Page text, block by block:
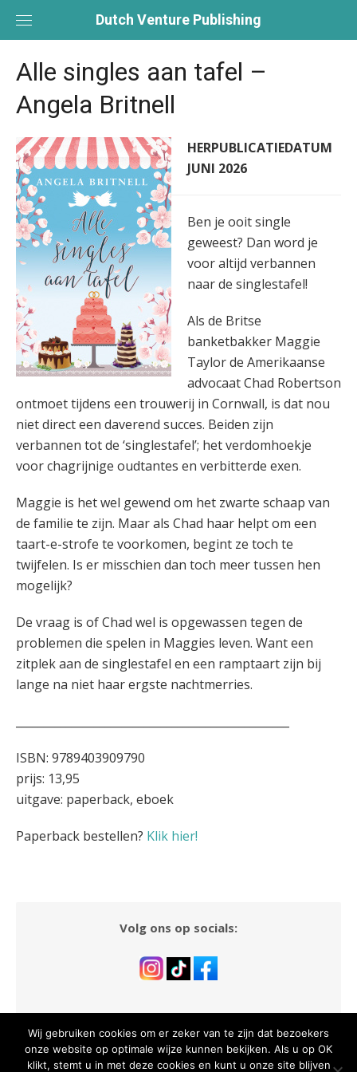
Dutch Venture Publishing
Alle singles aan tafel –
Angela Britnell
HERPUBLICATIEDATUM
JUNI 2026
Ben je ooit single
geweest? Dan word je
voor altijd verbannen
naar de singlestafel!
Als de Britse
banketbakker Maggie
Taylor de Amerikaanse
advocaat Chad Robertson
ontmoet tijdens een trouwerij in Cornwall, is dat nou
niet direct een daverend succes. Beiden zijn
verbannen tot de ‘singlestafel’; het verdomhoekje
voor chagrijnige oudtantes en verbitterde exen.
Maggie is het wel gewend om het zwarte schaap van
de familie te zijn. Maar als Chad haar helpt om een
taart-e-strofe te voorkomen, begint ze toch te
twijfelen. Is er misschien dan toch meer tussen hen
mogelijk?
De vraag is of Chad wel is opgewassen tegen de
problemen die spelen in Maggies leven. Want een
zitplek aan de singlestafel en een ramptaart zijn bij
lange na niet haar ergste nachtmerries.
ISBN: 9789403909790
prijs: 13,95
uitgave: paperback, eboek
Paperback bestellen? Klik hier!
Volg ons op socials:
Wij gebruiken cookies om er zeker van te zijn dat bezoekers
onze website op optimale wijze kunnen bekijken. Als u op OK
klikt, stemt u in met deze cookies en kunt u onze site blijven